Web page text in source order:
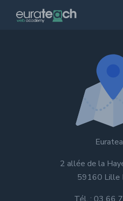
2 allée de la
59160 Lille